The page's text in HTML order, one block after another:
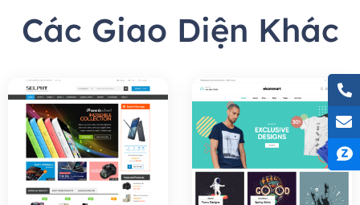
Các Giao Diện Khác